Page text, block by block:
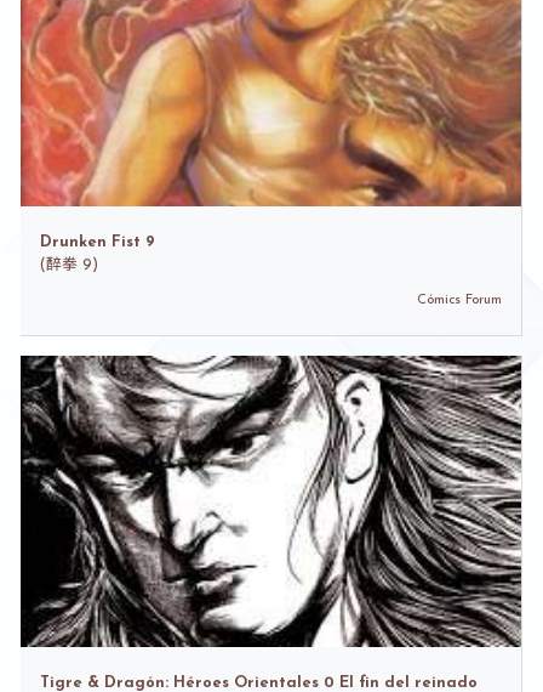
Drunken Fist 9
(醉拳 9)
Cómics Forum
Tigre & Dragón: Héroes Orientales 0 El fin del reinado